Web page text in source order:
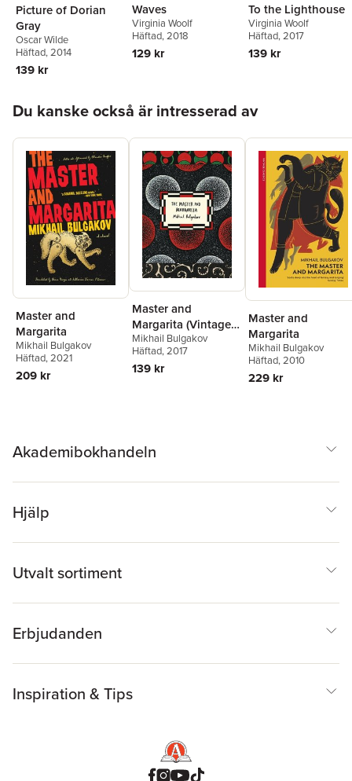
Picture of Dorian
Gray
Oscar Wilde
Häftad, 2014
139 kr
Waves
Virginia Woolf
Häftad, 2018
129 kr
To the Lighthouse
Virginia Woolf
Häftad, 2017
139 kr
Du kanske också är intresserad av
Master and
Margarita
Mikhail Bulgakov
Häftad, 2021
209 kr
Master and
Margarita (Vintage
Classic Russians
Series)
Mikhail Bulgakov
Häftad, 2017
139 kr
Master and
Margarita
Mikhail Bulgakov
Häftad, 2010
229 kr
Akademibokhandeln
Hjälp
Utvalt sortiment
Erbjudanden
Inspiration & Tips